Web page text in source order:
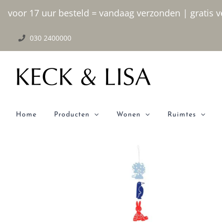
voor 17 uur besteld = vandaag verzonden |
inhoud
030 2400000
Home Producten Wonen Ruimtes